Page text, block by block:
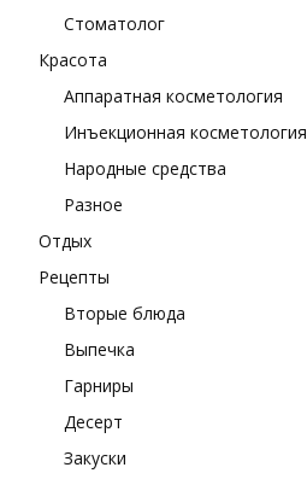
Стоматолог
Красота
Аппаратная косметология
Инъекционная косметология
Народные средства
Разное
Отдых
Рецепты
Вторые блюда
Выпечка
Гарниры
Десерт
Закуски